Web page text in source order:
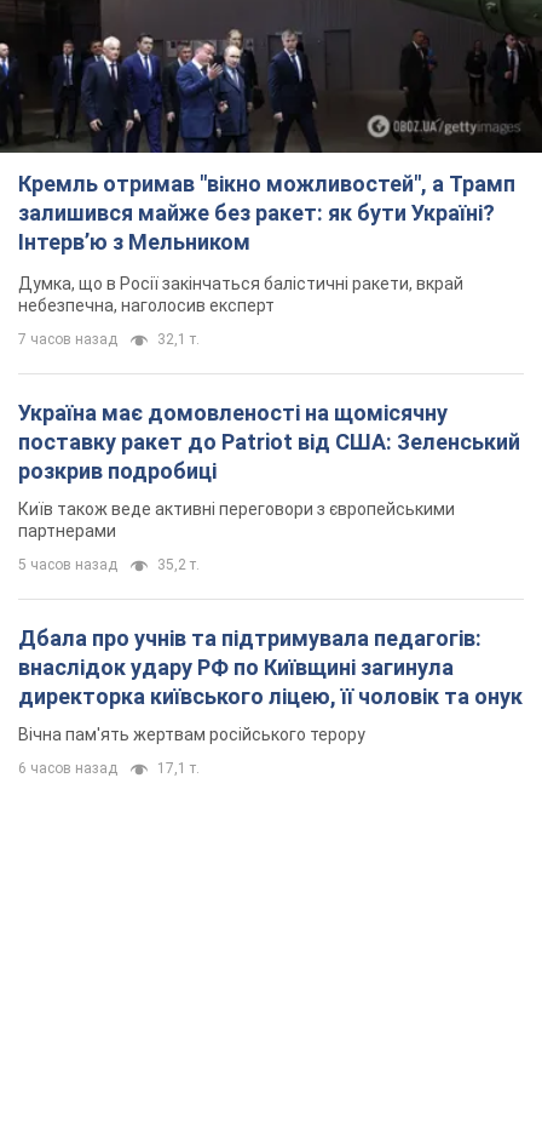
Кремль отримав "вікно можливостей", а Трамп
залишився майже без ракет: як бути Україні?
Інтерв’ю з Мельником
Думка, що в Росії закінчаться балістичні ракети, вкрай
небезпечна, наголосив експерт
7 часов назад 32,1 т.
Україна має домовленості на щомісячну
поставку ракет до Patriot від США: Зеленський
розкрив подробиці
Київ також веде активні переговори з європейськими
партнерами
5 часов назад 35,2 т.
Дбала про учнів та підтримувала педагогів:
внаслідок удару РФ по Київщині загинула
директорка київського ліцею, її чоловік та онук
Вічна пам'ять жертвам російського терору
6 часов назад 17,1 т.